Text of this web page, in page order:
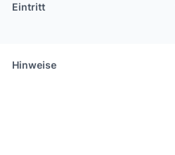
Eintritt
Hinweise